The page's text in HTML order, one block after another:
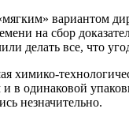
вариантом
на сбор
делать все, что
в одинаковой
незначительно.